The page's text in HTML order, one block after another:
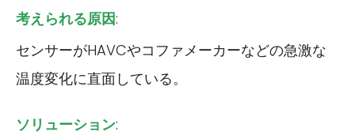
考えられる原因:
センサーがHAVCやコファメーカーなどの急激な
温度変化に直面している。
ソリューション: